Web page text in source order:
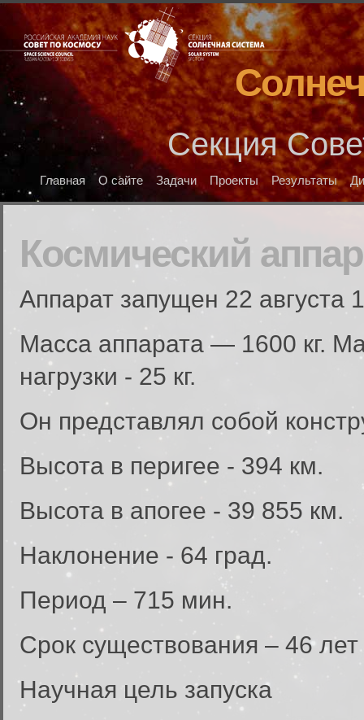
Секция
Главная О сайте Задачи Проекты Результаты
Космический
Аппарат запущен 22 августа
Масса аппарата — 1600 кг.
нагрузки - 25 кг.
Он представлял собой
Высота в перигее - 394 км.
Высота в апогее - 39 855 км.
Наклонение - 64 град.
Период – 715 мин.
Срок существования – 46 лет
Научная цель запуска